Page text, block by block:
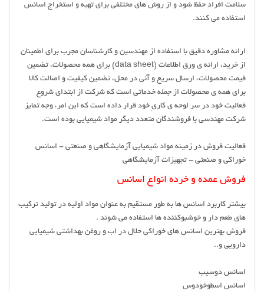
سلامت افراد حفظ شود و از روش های مختلفی برای تهیه و استخراج اسانس
استفاده می کنند.
ارائه مشاوره دقیق با استفاده از مهندسین و کارشناسان مجرب برای اطمینان
از خرید، ارائه ی ورق اطلاعات (data sheet) برای همه محصولات، تضمین
قیمت محصولات، ارسال سریع و آنی در محل، تضمین کیفیت و اصالت کالا
برای همه ی محصولات از جمله خدماتی است که شرکت از ابتدای شروع
فعالیت خود در سر لوحه ی کاریِ خود قرار داده است که این امر، وجه تمایز
شرکت مهندسی با فروشندگان متعدد دیگر مواد شیمیایی بوده است.
فعالیت فروش در زمینه مواد شیمیایی آزمایشگاهی و صنعتی - اسانس
خوراکی و صنعتی - تجهیزات آزمایشگاهی
فروش عمده و خرده انواع اسانس
بیشتر کاربرد اسانس ها به طور مستقیم به عنوان مواد اولیه در تولید ترکیب
های طعم دار و خوشبوکننده ها استفاده می شوند .
فروش بهترین اسانس های خوراکی حلال در اب و روغن بهداشتی شیمیایی
دارویی و..
اسانس دوسیب
اسانس اسطوخودوس